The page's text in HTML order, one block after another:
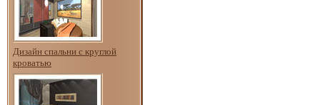
Дизайн спальни с круглой
кроватью